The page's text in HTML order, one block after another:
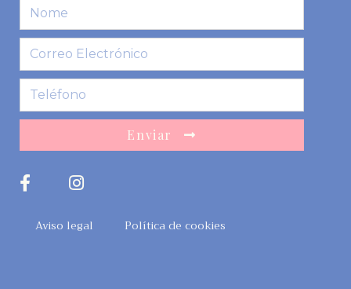
Enviar
Aviso legal Política de cookies